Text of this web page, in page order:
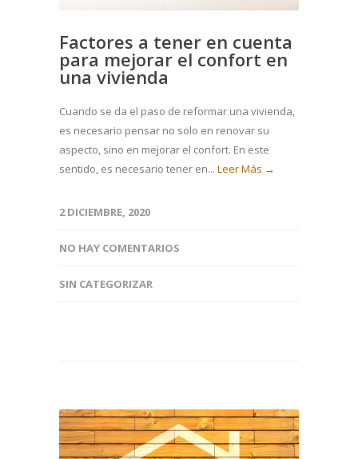
Factores a tener en cuenta
para mejorar el confort en
una vivienda
Cuando se da el paso de reformar una vivienda,
es necesario pensar no solo en renovar su
aspecto, sino en mejorar el confort. En este
sentido, es necesario tener en... Leer Más →
2 DICIEMBRE, 2020
NO HAY COMENTARIOS
SIN CATEGORIZAR